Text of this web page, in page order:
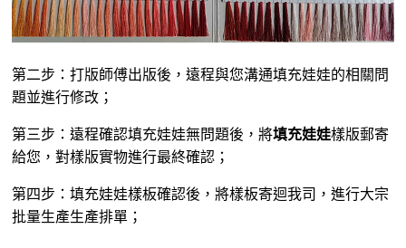
第二步：打版師傅出版後，遠程與您溝通填充娃娃的相關問
題並進行修改；
第三步：遠程確認填充娃娃無問題後，將填充娃娃樣版郵寄
給您，對樣版實物進行最終確認；
第四步：填充娃娃樣板確認後，將樣板寄迴我司，進行大宗
批量生產生產排單；